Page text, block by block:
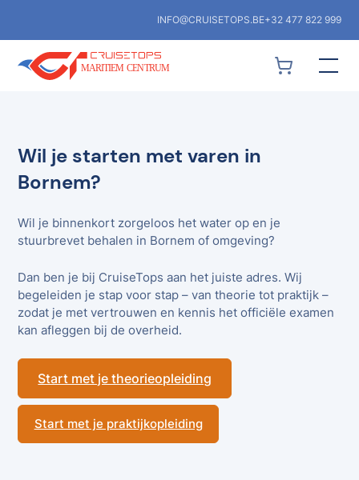
INFO@CRUISETOPS.BE+32 477 822 999
Wil je starten met varen in
Bornem?
Wil je binnenkort zorgeloos het water op en je
stuurbrevet behalen in Bornem of omgeving?
Dan ben je bij CruiseTops aan het juiste adres. Wij
begeleiden je stap voor stap – van theorie tot praktijk –
zodat je met vertrouwen en kennis het officiële examen
kan afleggen bij de overheid.
Start met je theorieopleiding
Start met je praktijkopleiding